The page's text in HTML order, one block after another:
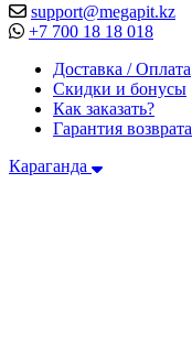
support@megapit.kz
+7 700 18 18 018
Доставка / Оплата
Скидки и бонусы
Как заказать?
Гарантия возврата
Караганда